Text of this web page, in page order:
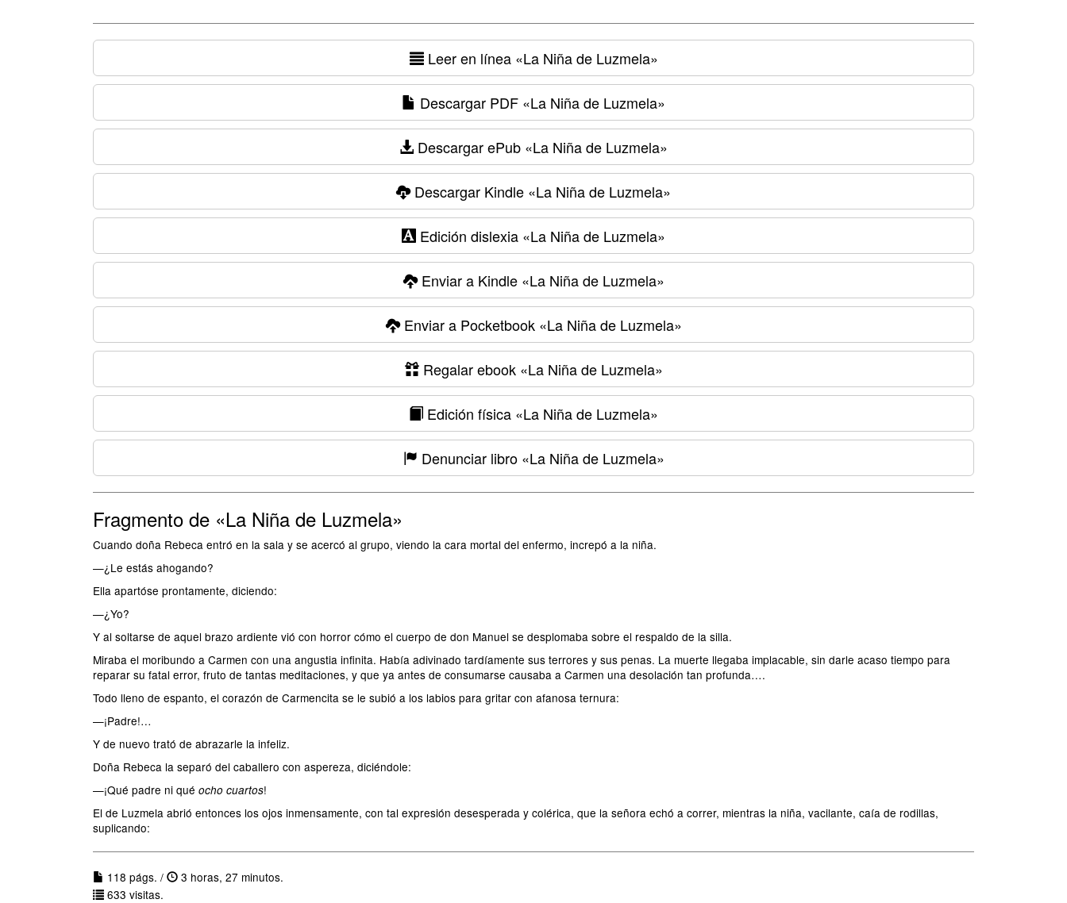
Leer en línea«La Niña de Luzmela»
Descargar PDF «La Niña de Luzmela»
Descargar ePub «La Niña de Luzmela»
Descargar Kindle «La Niña de Luzmela»
Edición dislexia «La Niña de Luzmela»
Enviar a Kindle«La Niña de Luzmela»
Enviar a Pocketbook«La Niña de Luzmela»
Regalar ebook«La Niña de Luzmela»
Edición física «La Niña de Luzmela»
Denunciar libro«La Niña de Luzmela»
Fragmento de «La Niña de Luzmela»
Cuando doña Rebeca entró en la sala y se acercó al grupo, viendo la cara mortal del enfermo, increpó a la niña.
—¿Le estás ahogando?
Ella apartóse prontamente, diciendo:
—¿Yo?
Y al soltarse de aquel brazo ardiente vió con horror cómo el cuerpo de don Manuel se desplomaba sobre el respaldo de la silla.
Miraba el moribundo a Carmen con una angustia infinita. Había adivinado tardíamente sus terrores y sus penas. La muerte llegaba implacable, sin darle acaso tiempo para
reparar su fatal error, fruto de tantas meditaciones, y que ya antes de consumarse causaba a Carmen una desolación tan profunda….
Todo lleno de espanto, el corazón de Carmencita se le subió a los labios para gritar con afanosa ternura:
—¡Padre!…
Y de nuevo trató de abrazarle la infeliz.
Doña Rebeca la separó del caballero con aspereza, diciéndole:
—¡Qué padre ni qué ocho cuartos!
El de Luzmela abrió entonces los ojos inmensamente, con tal expresión desesperada y colérica, que la señora echó a correr, mientras la niña, vacilante, caía de rodillas,
suplicando:
118 págs. /
3 horas, 27 minutos.
633 visitas.